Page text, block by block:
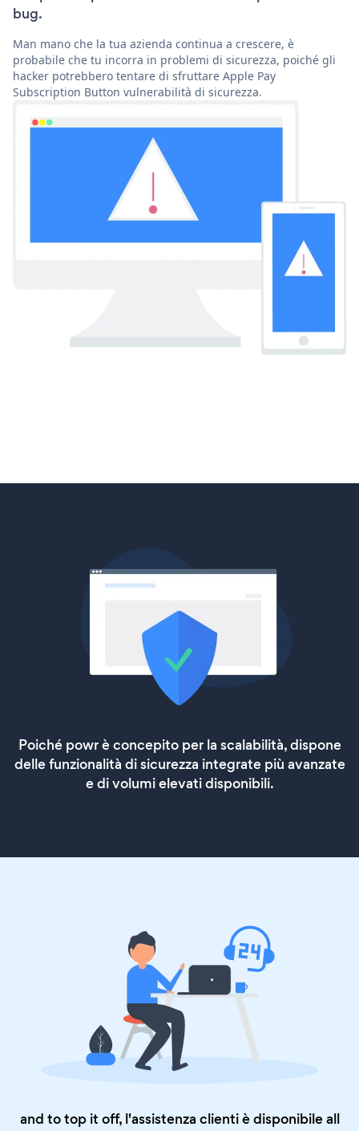
bug.
Man mano che la tua azienda continua a crescere, è
probabile che tu incorra in problemi di sicurezza, poiché gli
hacker potrebbero tentare di sfruttare Apple Pay
Subscription Button vulnerabilità di sicurezza.
Poiché powr è concepito per la scalabilità, dispone
delle funzionalità di sicurezza integrate più avanzate
e di volumi elevati disponibili.
and to top it off, l'assistenza clienti è disponibile all